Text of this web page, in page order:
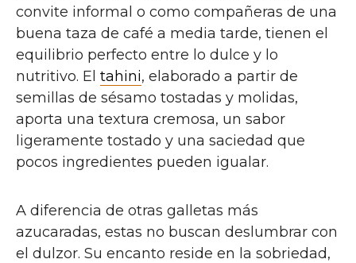
convite informal o como compañeras de una
buena taza de café a media tarde, tienen el
equilibrio perfecto entre lo dulce y lo
nutritivo. El tahini, elaborado a partir de
semillas de sésamo tostadas y molidas,
aporta una textura cremosa, un sabor
ligeramente tostado y una saciedad que
pocos ingredientes pueden igualar.
A diferencia de otras galletas más
azucaradas, estas no buscan deslumbrar con
el dulzor. Su encanto reside en la sobriedad,